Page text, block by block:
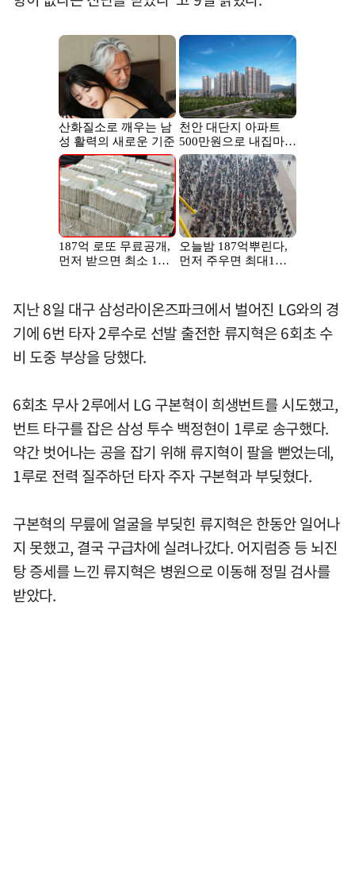
지난 8일 대구 삼성라이온즈파크에서 벌어진 LG와의 경
기에 6번 타자 2루수로 선발 출전한 류지혁은 6회초 수
비 도중 부상을 당했다.
6회초 무사 2루에서 LG 구본혁이 희생번트를 시도했고,
번트 타구를 잡은 삼성 투수 백정현이 1루로 송구했다.
약간 벗어나는 공을 잡기 위해 류지혁이 팔을 뻗었는데,
1루로 전력 질주하던 타자 주자 구본혁과 부딪혔다.
구본혁의 무릎에 얼굴을 부딪힌 류지혁은 한동안 일어나
지 못했고, 결국 구급차에 실려나갔다. 어지럼증 등 뇌진
탕 증세를 느낀 류지혁은 병원으로 이동해 정밀 검사를
받았다.